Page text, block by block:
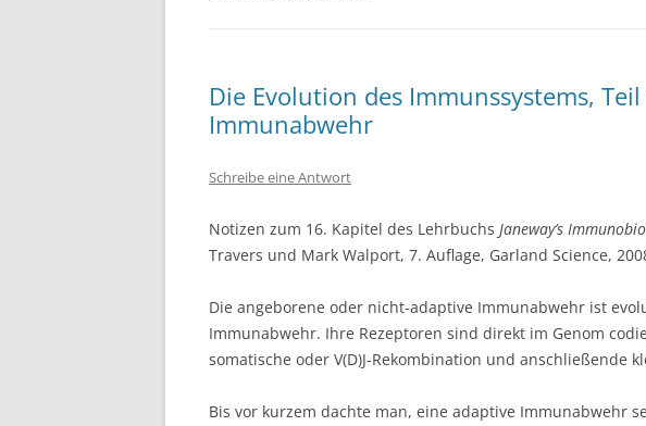
Die Evolution des Immunssystems,
Immunabwehr
Schreibe eine Antwort
Notizen zum 16. Kapitel des Lehrbuchs Janeway’s
Travers und Mark Walport, 7. Auflage, Garland Science,
Die angeborene oder nicht-adaptive Immunabwehr ist
Immunabwehr. Ihre Rezeptoren sind direkt im Genom
somatische oder V(D)J-Rekombination und anschließende
Bis vor kurzem dachte man, eine adaptive Immunabwehr